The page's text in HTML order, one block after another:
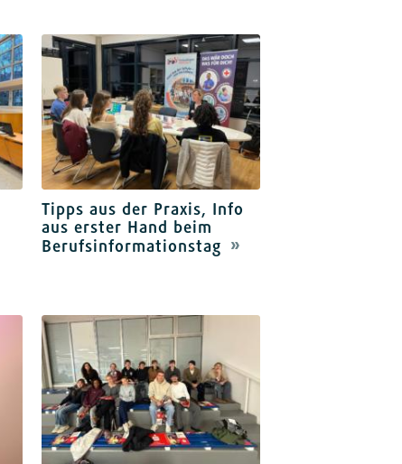
Tipps aus der Praxis, Info
aus erster Hand beim
Berufsinformationstag